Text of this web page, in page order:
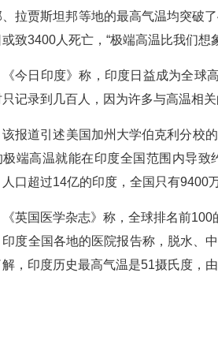
拉贾斯坦邦等地的最高气温均突破
致3400人死亡，“极端高温比我们想
《今日印度》称，印度日益成为全球
记录到几百人，因为许多与高温相
该报道引述美国加州大学伯克利分校
极端高温就能在印度全国范围内导
口超过14亿的印度，全国只有9400
《英国医学杂志》称，全球排名前
印度全国各地的医院报告称，脱水、
，印度历史最高气温是51摄氏度，